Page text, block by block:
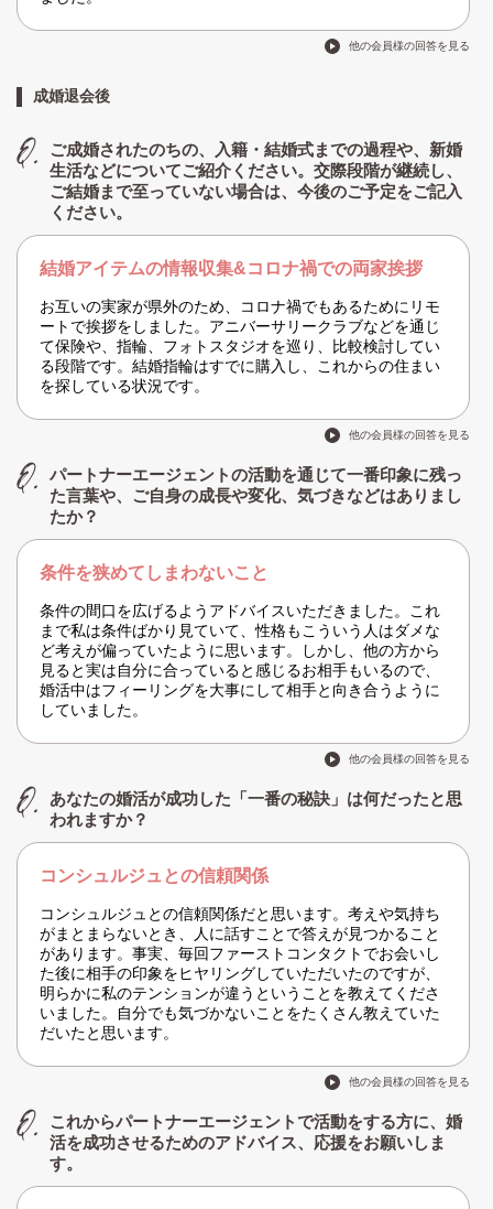
他の会員様の回答を見る
成婚退会後
ご成婚されたのちの、入籍・結婚式までの過程や、新婚
生活などについてご紹介ください。交際段階が継続し、
ご結婚まで至っていない場合は、今後のご予定をご記入
ください。
結婚アイテムの情報収集&コロナ禍での両家挨拶
お互いの実家が県外のため、コロナ禍でもあるためにリモ
ートで挨拶をしました。アニバーサリークラブなどを通じ
て保険や、指輪、フォトスタジオを巡り、比較検討してい
る段階です。結婚指輪はすでに購入し、これからの住まい
を探している状況です。
他の会員様の回答を見る
パートナーエージェントの活動を通じて一番印象に残っ
た言葉や、ご自身の成長や変化、気づきなどはありまし
たか？
条件を狭めてしまわないこと
条件の間口を広げるようアドバイスいただきました。これ
まで私は条件ばかり見ていて、性格もこういう人はダメな
ど考えが偏っていたように思います。しかし、他の方から
見ると実は自分に合っていると感じるお相手もいるので、
婚活中はフィーリングを大事にして相手と向き合うように
していました。
他の会員様の回答を見る
あなたの婚活が成功した「一番の秘訣」は何だったと思
われますか？
コンシュルジュとの信頼関係
コンシュルジュとの信頼関係だと思います。考えや気持ち
がまとまらないとき、人に話すことで答えが見つかること
があります。事実、毎回ファーストコンタクトでお会いし
た後に相手の印象をヒヤリングしていただいたのですが、
明らかに私のテンションが違うということを教えてくださ
いました。自分でも気づかないことをたくさん教えていた
だいたと思います。
他の会員様の回答を見る
これからパートナーエージェントで活動をする方に、婚
活を成功させるためのアドバイス、応援をお願いしま
す。